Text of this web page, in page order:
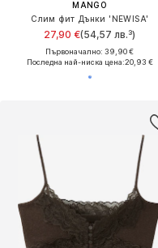
MANGO
Слим фит Дънки 'NEWISA'
27,90 €(54,57 лв.³)
Първоначално: 39,90 €
Последна най-ниска цена:20,93 €